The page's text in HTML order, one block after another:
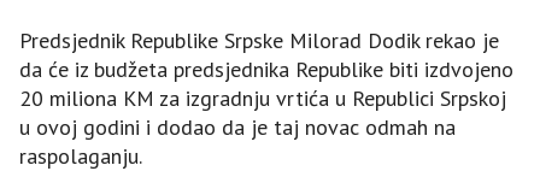
Predsjednik Republike Srpske Milorad Dodik rekao je
da će iz budžeta predsjednika Republike biti izdvojeno
20 miliona KM za izgradnju vrtića u Republici Srpskoj
u ovoj godini i dodao da je taj novac odmah na
raspolaganju.